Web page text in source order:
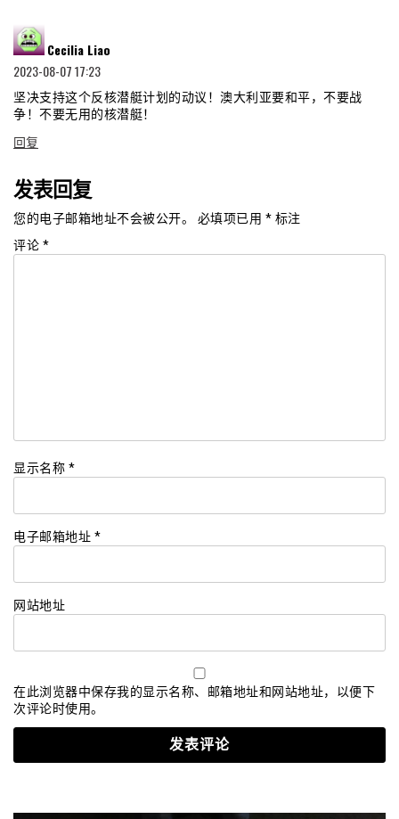
Cecilia Liao
2023-08-07 17:23
坚决支持这个反核潜艇计划的动议！澳大利亚要和平，不要战
争！不要无用的核潜艇！
回复
发表回复
您的电子邮箱地址不会被公开。 必填项已用 * 标注
评论 *
显示名称 *
电子邮箱地址 *
网站地址
在此浏览器中保存我的显示名称、邮箱地址和网站地址，以便下
次评论时使用。